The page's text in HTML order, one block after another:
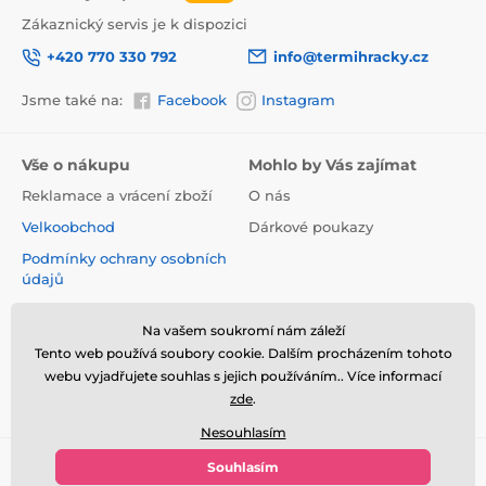
Zákaznický servis je k dispozici
+420 770 330 792
info@termihracky.cz
Jsme také na: Facebook Instagram
Vše o nákupu
Reklamace a vrácení zboží
Velkoobchod
Podmínky ochrany osobních
údajů
cookies
Mohlo by Vás zajímat
O nás
Dárkové poukazy
© 2026 www.termihracky.cz ⦁ E-shop vytvořila
Na vašem soukromí nám záleží
Tento web používá soubory cookie. Dalším procházením tohoto
webu vyjadřujete souhlas s jejich používáním.. Více informací
zde.
Nesouhlasím
Souhlasím